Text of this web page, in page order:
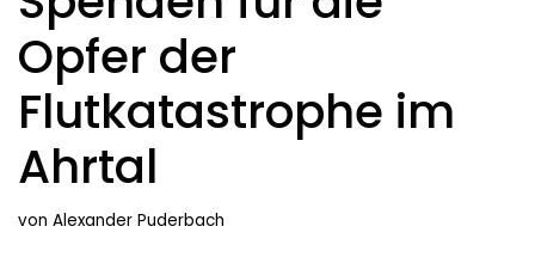
Opfer der
Flutkatastrophe im
Ahrtal
von Alexander Puderbach